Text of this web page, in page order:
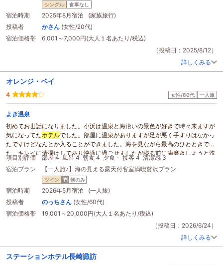
と過ごせました。
近くには居酒屋やコンビニ、スーパーがあり、場所は利便だと思います。
チェックイン、チェックアウトはどちらも
大人数で周りを気にせず過ごしたい方におすすめだと思います。
外の音も聞こえにくく静かでストレスなく眠れました。
家族みんな満足していたので、また機会があればこちらを予約しようと思いま
ギリギリまで止めて出入り口を1メートル以上空けておかないといけないの
で、軽自動車、ミニバン(ノア等)まではいけます。
大型車(ハイエース等)は近くの有料駐車場に止めないといけないのでそこだけ
注意です。
シングル 食事なし
宿泊時期
2025年8月宿泊 (家族旅行)
投稿者
かさん (女性/20代)
宿泊価格帯
6,001～7,000円(大人１名あたり/税込)
（投稿日：2025/8/12）
詳しくみる
オレンジ・ベイ
4 女性/60代 一人旅
よき温泉
初めてお世話になりました。小浜は温泉と海沿いの景色が好きで時々来ますが
気になってたホテルでした。部屋に温泉がありますが足が悪く手すりはなかっ
たですけどなんとか入ることができました。海を見ながら最高のひとときでし
た。キレイに清掃はしてあり快適に過ごせましたが寝る前に歯磨きしようと洗
面所に行くと前客の濡れた歯ブラシがあり私のはありません。フロントに電話
するも繋がらず無人になるみたいですね。歯磨きしないで寝るハメになりなん
とも気持ち悪くあまり寝られませんでした。朝イチに歯ブラシ２本持って来ら
れましたが今さら２本持って来られてもですね…(笑)清掃後は確認されたがい
いですね(笑)それと部屋に木か竹で作ったようなタオル掛け？みたいなのがあ
りましたが至近距離で見るとかなり色がはげていて見た目悪く汚れてるように
見えました。変えられたほうがいいと思います。朝食はスープがよく煮込んで
ありとても美味しかったです。ありがとうございました。
項目別評価 部屋 4 風呂 4 朝食 4 夕食 - 接客 4 清潔感 3
宿泊プラン
【一人旅♪】海の見える露天付客室満喫贅沢プラン
ツイン 朝のみ
宿泊時期
2026年5月宿泊 (一人旅)
投稿者
のっちさん (女性/60代)
宿泊価格帯
19,001～20,000円(大人１名あたり/税込)
（投稿日：2026/6/24）
詳しくみる
ステーションホテル長崎諏訪